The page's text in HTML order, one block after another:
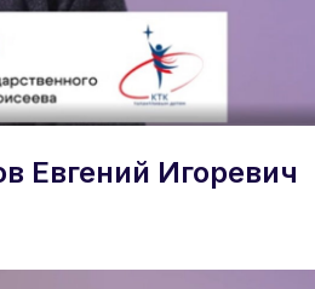
Евгений Игоревич